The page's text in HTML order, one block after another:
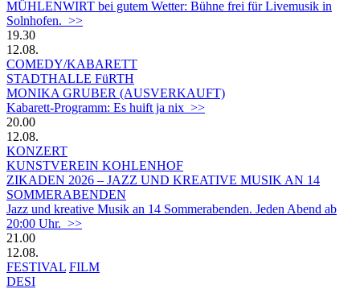
MÜHLENWIRT bei gutem Wetter: Bühne frei für Livemusik in
Solnhofen. >>
19.30
12.08.
COMEDY/KABARETT
STADTHALLE FüRTH
MONIKA GRUBER (AUSVERKAUFT)
Kabarett-Programm: Es huift ja nix >>
20.00
12.08.
KONZERT
KUNSTVEREIN KOHLENHOF
ZIKADEN 2026 – JAZZ UND KREATIVE MUSIK AN 14
SOMMERABENDEN
Jazz und kreative Musik an 14 Sommerabenden. Jeden Abend ab
20:00 Uhr. >>
21.00
12.08.
FESTIVAL FILM
DESI